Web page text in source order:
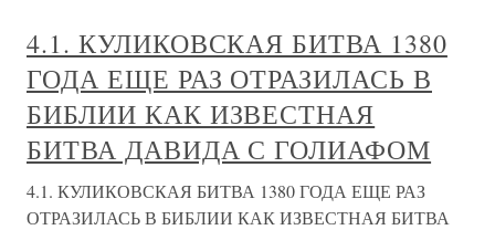
4.1. КУЛИКОВСКАЯ БИТВА 1380
ГОДА ЕЩЕ РАЗ ОТРАЗИЛАСЬ В
БИБЛИИ КАК ИЗВЕСТНАЯ
БИТВА ДАВИДА С ГОЛИАФОМ
4.1. КУЛИКОВСКАЯ БИТВА 1380 ГОДА ЕЩЕ РАЗ
ОТРАЗИЛАСЬ В БИБЛИИ КАК ИЗВЕСТНАЯ БИТВА